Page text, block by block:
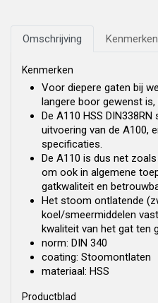
Omschrijving Kenmerken
Kenmerken
Voor diepere gaten bij
langere boor gewenst
De A110 HSS
uitvoering van de A100,
specificaties.
De A110 is dus net
om ook in algemene
gatkwaliteit en
Het stoom ontlatende
koel/smeermiddelen
kwaliteit van het gat ten
norm: DIN 340
coating: Stoomontlaten
materiaal: HSS
Productblad